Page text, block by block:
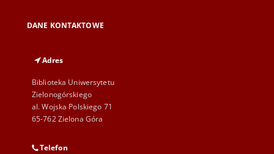
DANE KONTAKTOWE
Adres
Biblioteka Uniwersytetu
Zielonogórskiego
al. Wojska Polskiego 71
65-762 Zielona Góra
Telefon